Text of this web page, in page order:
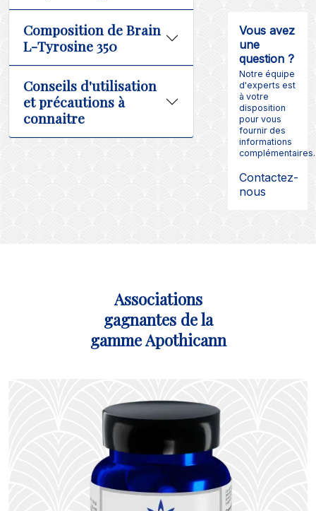
Composition de Brain
L-Tyrosine 350
Conseils d'utilisation
et précautions à
connaitre
Vous avez
une
question ?
Notre équipe
d'experts est
à votre
disposition
pour vous
fournir des
informations
complémentaires.
Contactez-
nous
Associations
gagnantes de la
gamme Apothicann